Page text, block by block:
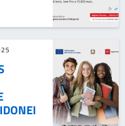
A.S. 2025/2026 - RIAPERTURA